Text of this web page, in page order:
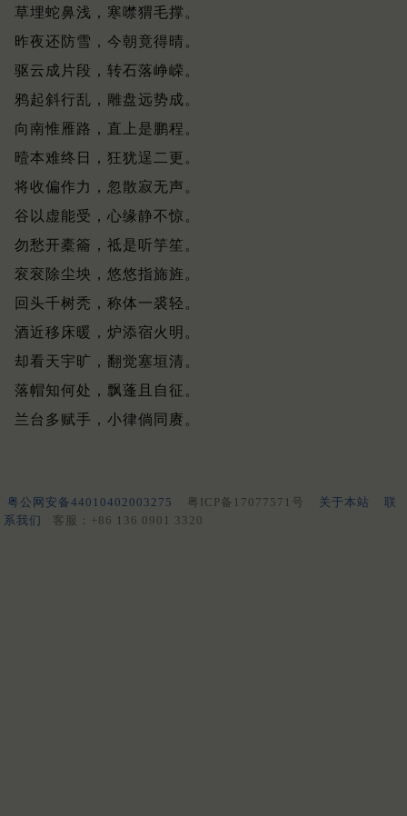
草埋蛇鼻浅，寒噤猬毛撑。
昨夜还防雪，今朝竟得晴。
驱云成片段，转石落峥嵘。
鸦起斜行乱，雕盘远势成。
向南惟雁路，直上是鹏程。
曀本难终日，狂犹逞二更。
将收偏作力，忽散寂无声。
谷以虚能受，心缘静不惊。
勿愁开橐籥，祗是听竽笙。
衮衮除尘坱，悠悠指旆旌。
回头千树秃，称体一裘轻。
酒近移床暖，炉添宿火明。
却看天宇旷，翻觉塞垣清。
落帽知何处，飘蓬且自征。
兰台多赋手，小律倘同赓。
粤公网安备44010402003275 粤ICP备17077571号 关于本站
联
系我们
客服：+86 136 0901 3320